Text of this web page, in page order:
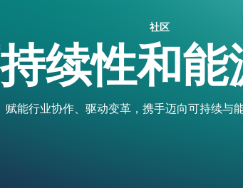
社区
续性和能
赋能行业协作、驱动变革，携手迈向可持续与